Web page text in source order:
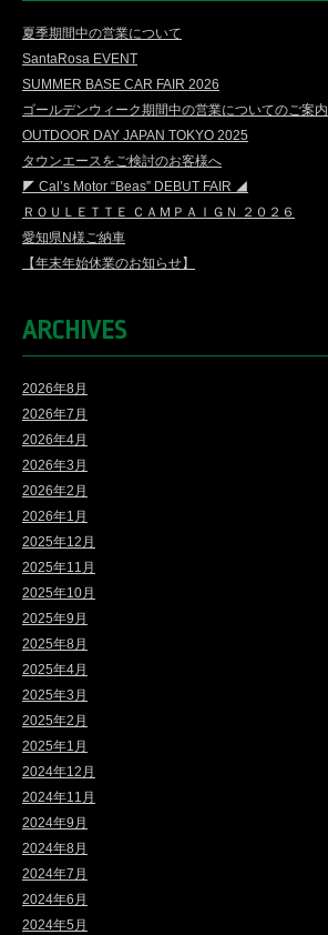
夏季期間中の営業について
SantaRosa EVENT
SUMMER BASE CAR FAIR 2026
ゴールデンウィーク期間中の営業についてのご案内
OUTDOOR DAY JAPAN TOKYO 2025
タウンエースをご検討のお客様へ
◤ Cal’s Motor “Beas” DEBUT FAIR ◢
ＲＯＵＬＥＴＴＥ ＣＡＭＰＡＩＧＮ ２０２６
愛知県N様ご納車
【年末年始休業のお知らせ】
ARCHIVES
2026年8月
2026年7月
2026年4月
2026年3月
2026年2月
2026年1月
2025年12月
2025年11月
2025年10月
2025年9月
2025年8月
2025年4月
2025年3月
2025年2月
2025年1月
2024年12月
2024年11月
2024年9月
2024年8月
2024年7月
2024年6月
2024年5月